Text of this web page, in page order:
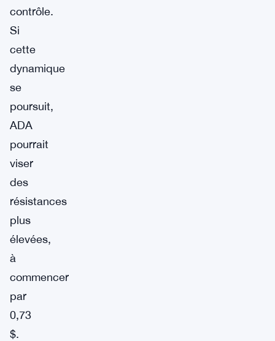
contrôle.
Si
cette
dynamique
se
poursuit,
ADA
pourrait
viser
des
résistances
plus
élevées,
à
commencer
par
0,73
$.